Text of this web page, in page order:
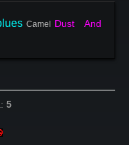
Camel
Dust And
5